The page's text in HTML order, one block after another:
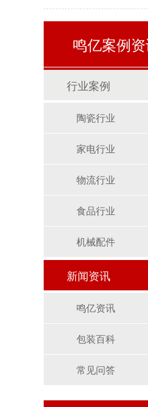
鸣亿案例
行业案例
陶瓷行业
家电行业
物流行业
食品行业
机械配件
新闻资讯
鸣亿资讯
包装百科
常见问答
塑钢打包带
环保打包带 - 黄